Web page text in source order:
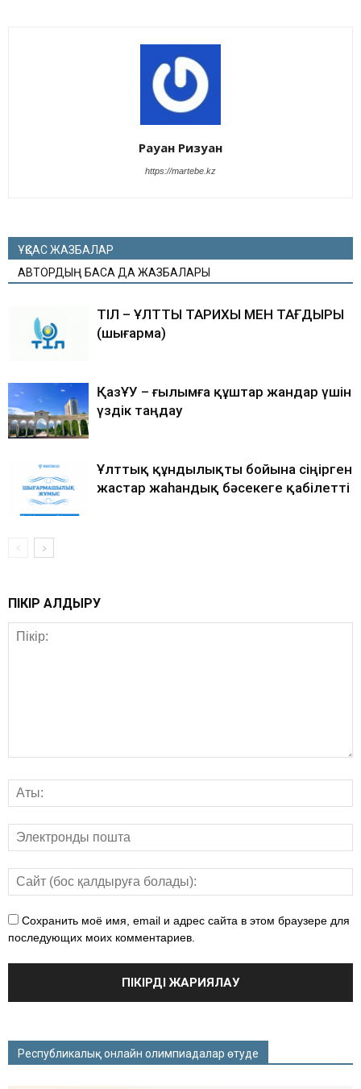
Рауан Ризуан
https://martebe.kz
ҰҚСАС ЖАЗБАЛАР
АВТОРДЫҢ БАСҚА ДА ЖАЗБАЛАРЫ
ТІЛ – ҰЛТТЫҢ ТАРИХЫ МЕН ТАҒДЫРЫ
(шығарма)
ҚазҰУ – ғылымға құштар жандар үшін
үздік таңдау
Ұлттық құндылықты бойына сіңірген
жастар жаһандық бәсекеге қабілетті
ПІКІР ҚАЛДЫРУ
Сохранить моё имя, email и адрес сайта в этом браузере для
последующих моих комментариев.
Республикалық онлайн олимпиадалар өтуде